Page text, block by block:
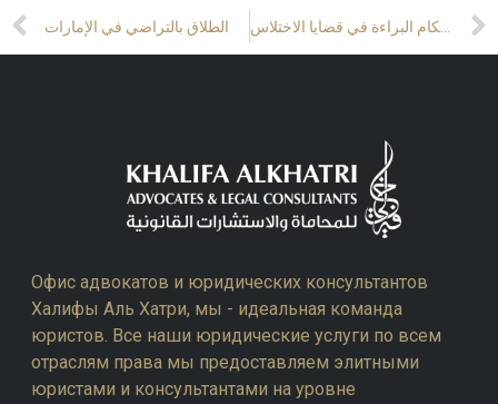
Prev
الطلاق بالتراضي في الإمارات أحكام البراءة في قضايا الاختلاس
Офис адвокатов и юридических консультантов
Халифы Аль Хатри, мы - идеальная команда
юристов. Все наши юридические услуги по всем
отраслям права мы предоставляем элитными
юристами и консультантами на уровне